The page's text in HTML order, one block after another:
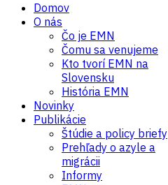
Domov
O nás
Čo je EMN
Čomu sa venujeme
Kto tvorí EMN na
Slovensku
História EMN
Novinky
Publikácie
Štúdie a policy briefy
Prehľady o azyle a
migrácii
Informy